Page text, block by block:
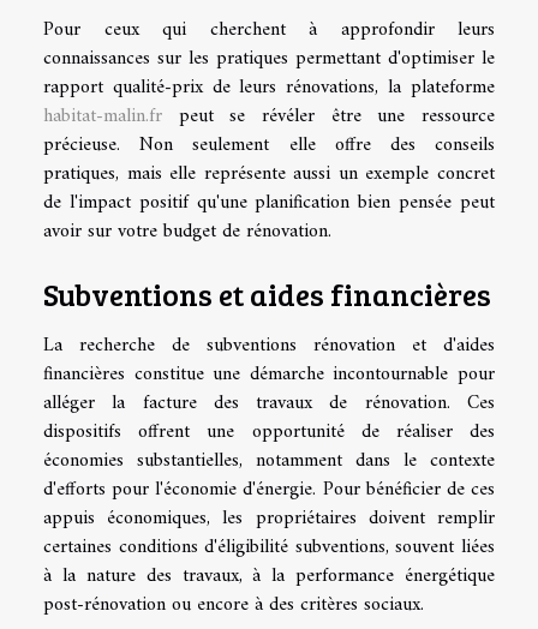
Pour ceux qui cherchent à approfondir leurs
connaissances sur les pratiques permettant d'optimiser le
rapport qualité-prix de leurs rénovations, la plateforme
habitat-malin.fr peut se révéler être une ressource
précieuse. Non seulement elle offre des conseils
pratiques, mais elle représente aussi un exemple concret
de l'impact positif qu'une planification bien pensée peut
avoir sur votre budget de rénovation.
Subventions et aides financières
La recherche de subventions rénovation et d'aides
financières constitue une démarche incontournable pour
alléger la facture des travaux de rénovation. Ces
dispositifs offrent une opportunité de réaliser des
économies substantielles, notamment dans le contexte
d'efforts pour l'économie d'énergie. Pour bénéficier de ces
appuis économiques, les propriétaires doivent remplir
certaines conditions d'éligibilité subventions, souvent liées
à la nature des travaux, à la performance énergétique
post-rénovation ou encore à des critères sociaux.